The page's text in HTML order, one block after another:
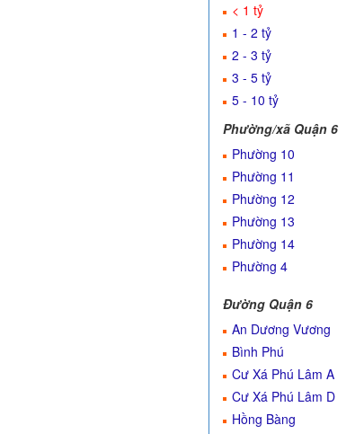
< 1 tỷ
1 - 2 tỷ
2 - 3 tỷ
3 - 5 tỷ
5 - 10 tỷ
Phường/xã Quận 6
Phường 10
Phường 11
Phường 12
Phường 13
Phường 14
Phường 4
Đường Quận 6
An Dương Vương
Bình Phú
Cư Xá Phú Lâm A
Cư Xá Phú Lâm D
Hồng Bàng